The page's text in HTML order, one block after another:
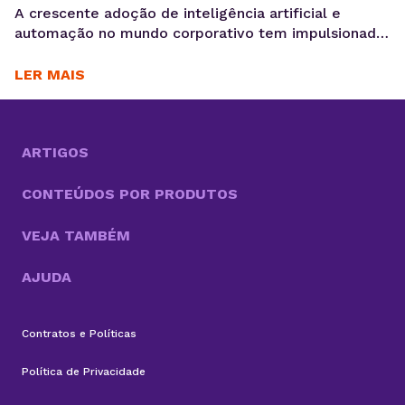
A crescente adoção de inteligência artificial e
automação no mundo corporativo tem impulsionado
coleta, análise e ativação de dados, exatamente o
aproximar do...
LER MAIS
ARTIGOS
CONTEÚDOS POR PRODUTOS
VEJA TAMBÉM
AJUDA
Contratos e Políticas
Política de Privacidade